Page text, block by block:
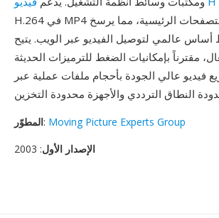
H.264 في MP4 من قبل جميع المتصفحات الرئيسية، مما يرسخ
أساس عالمي لتوصيل الفيديو عبر الويب. يتيح
مقترناً بإمكانيات الضغط للترميزات الحديثة
فيديو عالي الجودة بأحجام ملفات عملية عبر
المطوّر: Moving Picture Experts Group
الإصدار الأول: 2003